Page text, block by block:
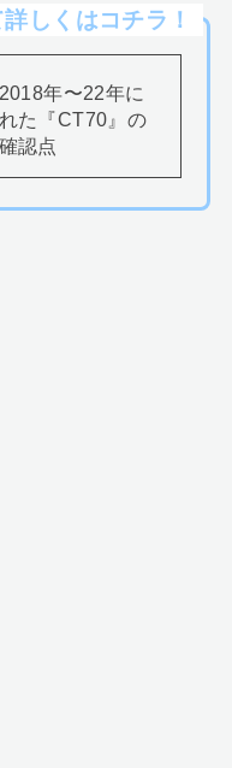
しくはコチラ！
年〜22年に
た『CT70』の
認点